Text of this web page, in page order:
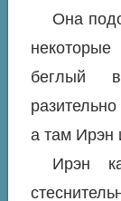
Она
беглый
а там Ирэн
Ирэн